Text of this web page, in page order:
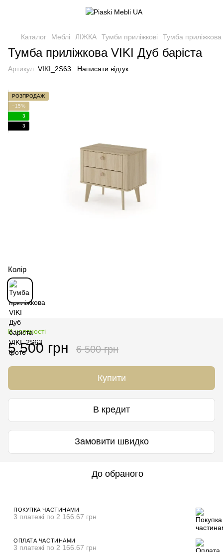
Каталог Меблі ЛІЖКА Тумби приліжкові Тумба
Тумба приліжкова VIKI Дуб баріста
Артикул: VIKI_2S63 Написати відгук
РОЗПРОДАЖ
−15%
3
3
Колір
В наявності
5 500 грн 6 500 грн
Купити
В кредит
Замовити швидко
До обраного
ПОКУПКА ЧАСТИНАМИ
3 платежі по 2 166.67 грн
ОПЛАТА ЧАСТИНАМИ
3 платежі по 2 166.67 грн